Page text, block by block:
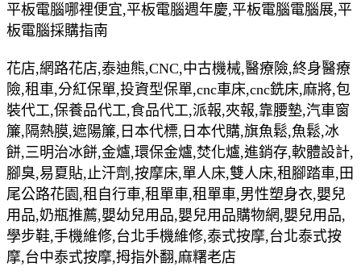
平板電腦哪裡便宜,平板電腦週年慶,平板電腦電腦展,平
板電腦採購指南
花店,網路花店,泰迪熊,CNC,中古機械,醫療險,終身醫療
險,租車,分紅保單,投資型保單,cnc車床,cnc銑床,麻將,包
裝代工,保養品代工,食品代工,派報,夾報,靠腰墊,汽車窗
簾,隔熱膜,遮陽簾,日本代標,日本代購,旗魚鬆,魚鬆,冰
餅,三明治冰餅,金爐,環保金爐,焚化爐,進銷存,軟體設計,
腳臭,易夏貼,止汗劑,按摩床,單人床,雙人床,租腳踏車,田
尾公路花園,租自行車,租單車,租單車,男性塑身衣,嬰兒
用品,奶瓶推薦,嬰幼兒用品,嬰兒用品購物網,嬰兒用品,
學步鞋,手機維修,台北手機維修,泰式按摩,台北泰式按
摩,台中泰式按摩,拇指外翻,麻糬老店